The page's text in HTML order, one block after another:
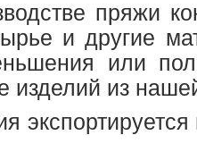
пряжи
и другие
или
изделий из